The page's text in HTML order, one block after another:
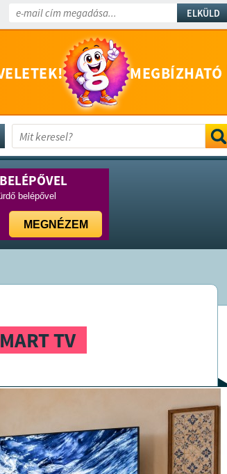
ELKÜLD
MEGBÍZHATÓ
belépővel
MEGNÉZEM
TV